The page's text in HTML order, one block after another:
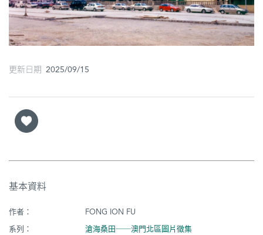
圖
媽
教
街
更新日期 2025/09/15
基本資料
作者：
FONG ION FU
系列：
滄海桑田──澳門北區圖片徵集